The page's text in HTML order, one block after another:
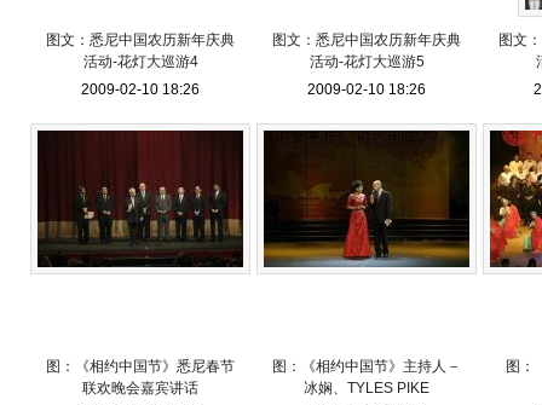
图文：悉尼中国农历新年庆典
活动-花灯大巡游4
2009-02-10 18:26
图文：悉尼中国农历新年庆典
活动-花灯大巡游5
2009-02-10 18:26
图文
图：《相约中国节》悉尼春节
联欢晚会嘉宾讲话
图：《相约中国节》主持人－
冰娴、TYLES PIKE
图：